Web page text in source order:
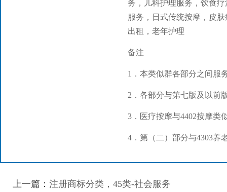
务，儿科护理服务，饮食
服务，日式传统按摩，皮肤
出租，老年护理
备注
1．本类似群各部分之间服
2．各部分与第七版及以前
3．医疗按摩与4402按摩类
4．第（二）部分与4303养
上一篇： 注册商标分类，45类-社会服务